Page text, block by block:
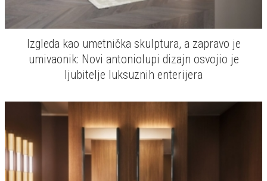
Izgleda kao umetnička skulptura, a zapravo je
umivaonik: Novi antoniolupi dizajn osvojio je
ljubitelje luksuznih enterijera